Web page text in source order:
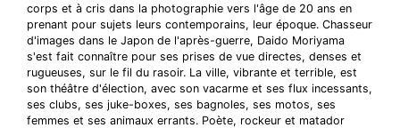
corps et à cris dans la photographie vers l'âge de 20 ans en
prenant pour sujets leurs contemporains, leur époque. Chasseur
d'images dans le Japon de l'après-guerre, Daido Moriyama
s'est fait connaître pour ses prises de vue directes, denses et
rugueuses, sur le fil du rasoir. La ville, vibrante et terrible, est
son théâtre d'élection, avec son vacarme et ses flux incessants,
ses clubs, ses juke-boxes, ses bagnoles, ses motos, ses
femmes et ses animaux errants. Poète, rockeur et matador